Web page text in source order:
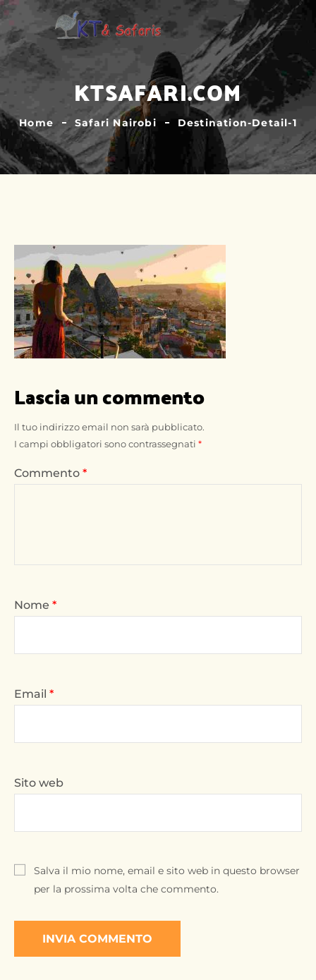
KTSAFARI.COM
Home Safari Nairobi Destination-Detail-1
Lascia un commento
Il tuo indirizzo email non sarà pubblicato.
I campi obbligatori sono contrassegnati *
Commento *
Nome *
Email *
Sito web
Salva il mio nome, email e sito web in questo browser
per la prossima volta che commento.